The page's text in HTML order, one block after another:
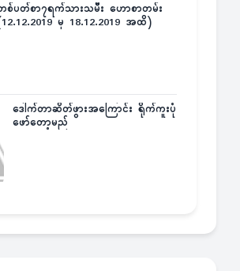
စ်ပတ်စာ၇ရက်သားသမီး ဟောစာတမ်း
မှ 18.12.2019 အထိ)
ဒေါက်တာဆိတ်ဖွားအကြောင်း ရိုက်ကူးပုံ
ဖော်တော့မည်